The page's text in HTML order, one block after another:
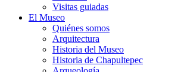
Visitas guiadas
El Museo
Quiénes somos
Arquitectura
Historia del Museo
Historia de Chapultepec